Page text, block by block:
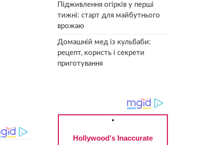
Підживлення огірків у перші
тижні: старт для майбутнього
врожаю
Домашній мед із кульбаби:
рецепт, користь і секрети
приготування